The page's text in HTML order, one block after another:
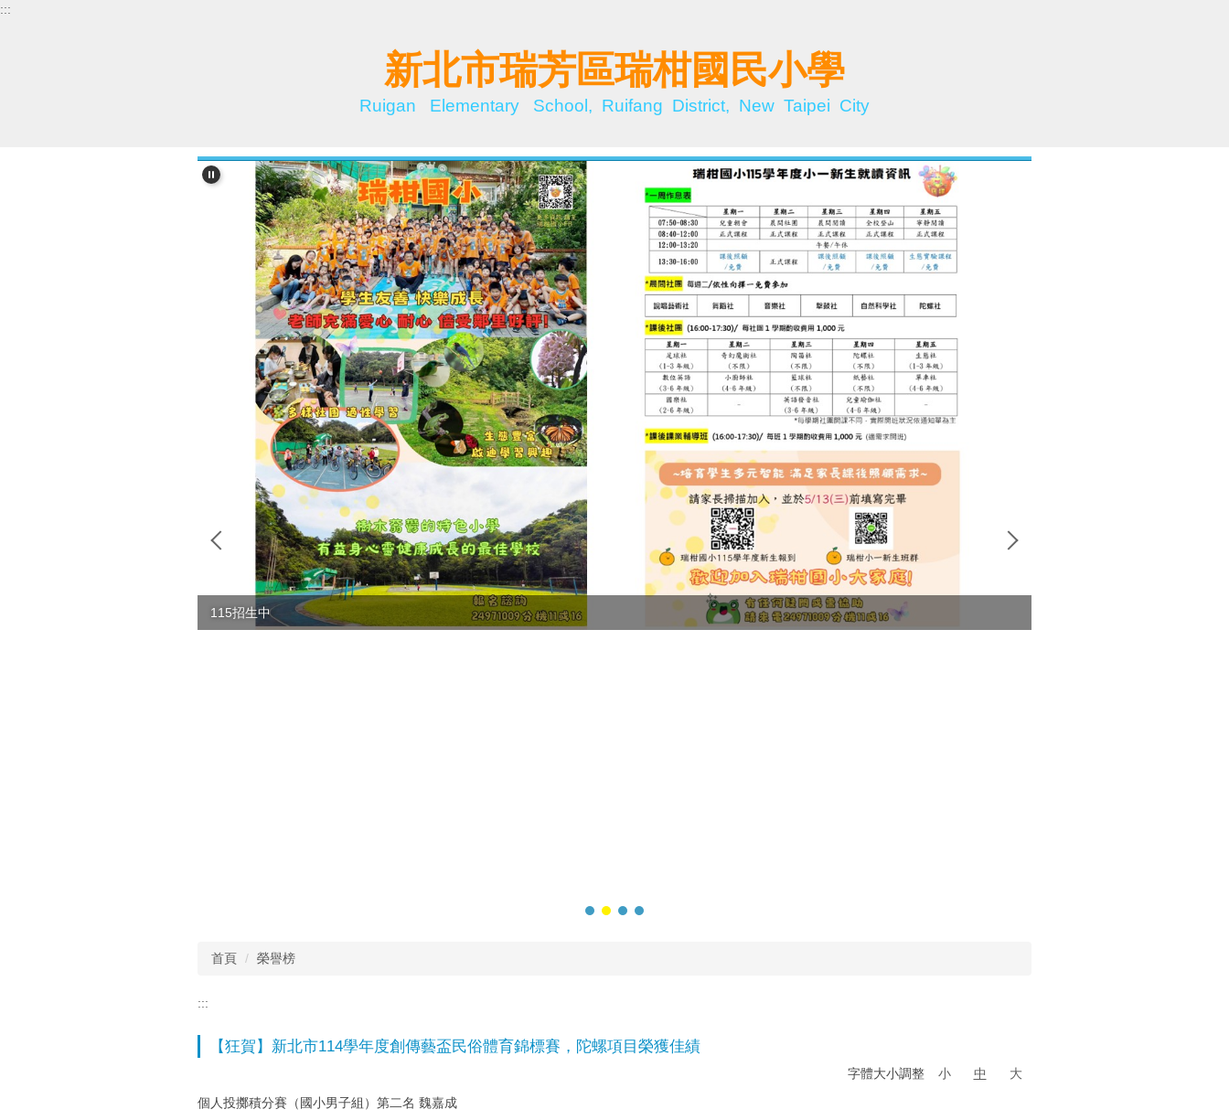
跳
:::
新北市瑞芳區瑞柑國民小學
Ruigan Elementary School, Ruifang District, New Taipei City
115招生中
首頁 榮譽榜
:::
【狂賀】新北市114學年度創傳藝盃民俗體育錦標賽，陀螺項目榮獲佳績
字體大小調整 小 中
大
個人投擲積分賽（國小男子組）第二名 魏嘉成